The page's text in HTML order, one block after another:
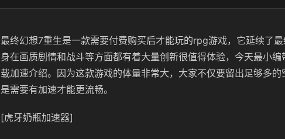
最终幻想7重生是一款需要付费购买后才能玩的rpg游戏，它延续了
身在画质剧情和战斗等方面都有着大量创新很值得体验，今天最小
载加速介绍。因为这款游戏的体量非常大，大家不仅要留出足够多
是需要有加速才能更流畅。
[虎牙奶瓶加速器]